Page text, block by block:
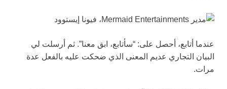
عندما أتابع، أحصل على: “سأتابع، ابق معنا”. ثم أرسلت لي
البيان التجاري عديم المعنى الذي ضحكت عليه بالفعل عدة
مرات.